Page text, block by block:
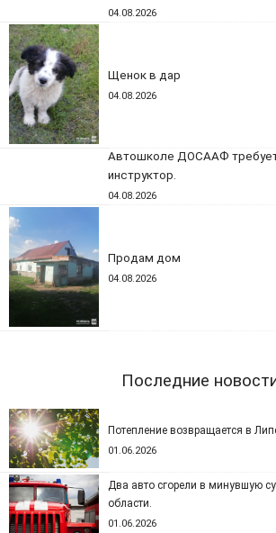
04.08.2026
Щенок в дар
04.08.2026
Автошколе ДОСААФ
инструктор.
04.08.2026
Продам дом
04.08.2026
Последние
Потепление возвращается в
01.06.2026
Два авто сгорели в минувшую
области.
01.06.2026